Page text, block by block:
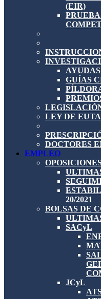
(EIR)
GUÍAS
LEY DE
DOCTORES
EMPLEO
20/2021
BOLSAS DE
SACyL
JCyL